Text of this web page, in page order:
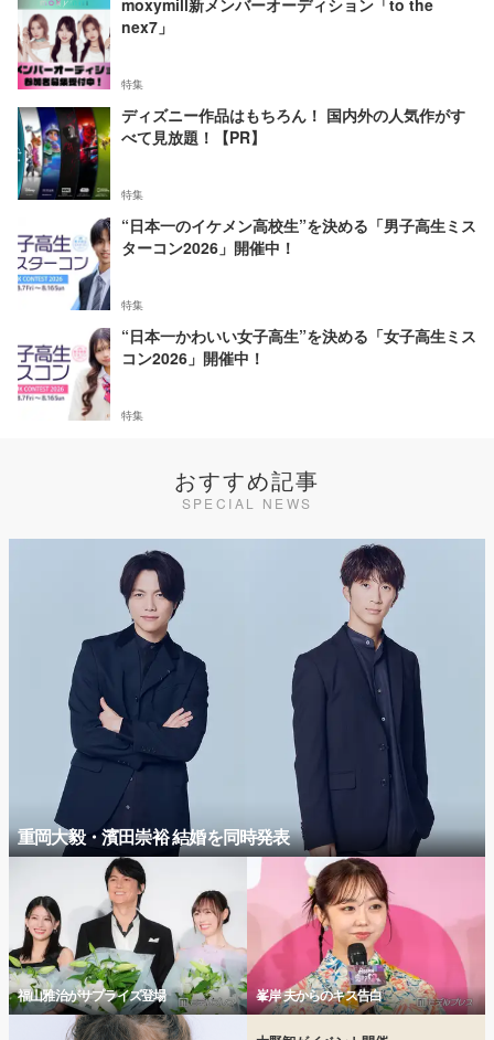
nex7」
特集
ディズニー作品はもちろん！ 国内外の人気作がす
べて見放題！【PR】
特集
“日本一のイケメン高校生”を決める「男子高生ミス
ターコン2026」開催中！
特集
“日本一かわいい女子高生”を決める「女子高生ミス
コン2026」開催中！
特集
おすすめ記事
SPECIAL NEWS
重岡大毅・濱田崇裕 結婚を同時発表
福山雅治がサプライズ登場 峯岸 夫からのキス告白